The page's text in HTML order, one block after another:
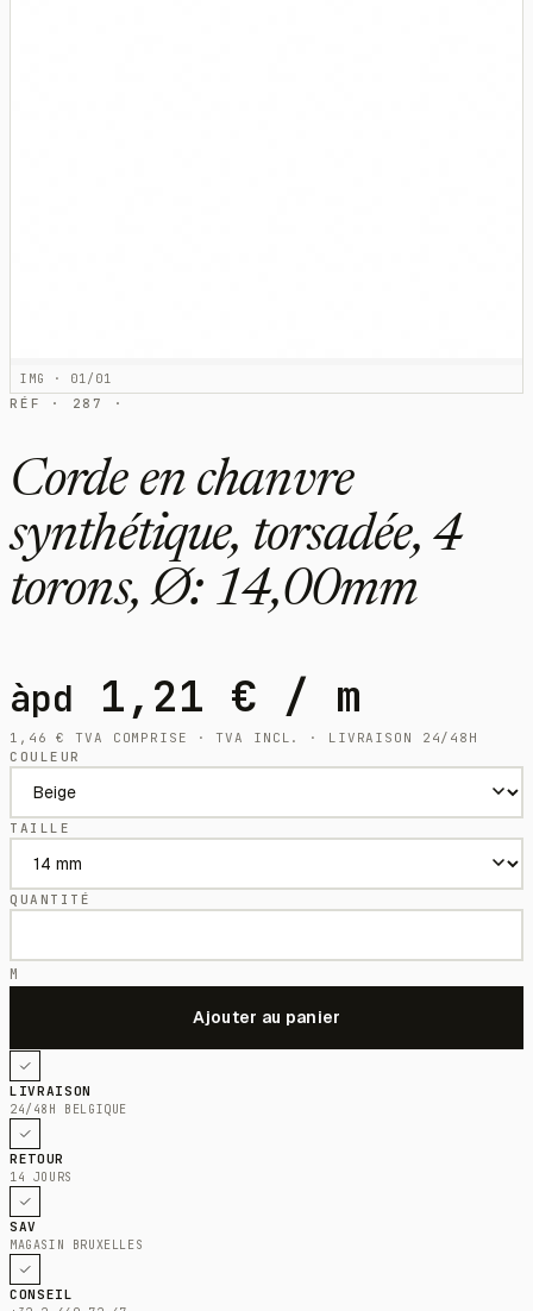
IMG · 01/01
RÉF · 287 ·
Corde en chanvre
synthétique, torsadée, 4
torons, Ø: 14,00mm
àpd 1,21 € / m
1,46€
TVA COMPRISE · TVA INCL. · LIVRAISON 24/48H
COULEUR
TAILLE
QUANTITÉ
M
LIVRAISON
24/48H BELGIQUE
RETOUR
14 JOURS
SAV
MAGASIN BRUXELLES
CONSEIL